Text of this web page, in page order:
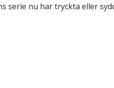
serie nu har tryckta eller